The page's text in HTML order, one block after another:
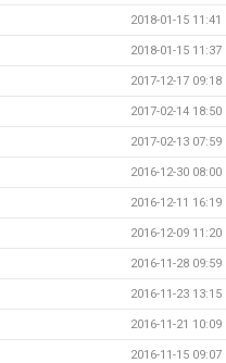
2018-01-15 11:41
2018-01-15 11:37
2017-12-17 09:18
2017-02-14 18:50
2017-02-13 07:59
2016-12-30 08:00
2016-12-11 16:19
2016-12-09 11:20
2016-11-28 09:59
2016-11-23 13:15
2016-11-21 10:09
2016-11-15 09:07